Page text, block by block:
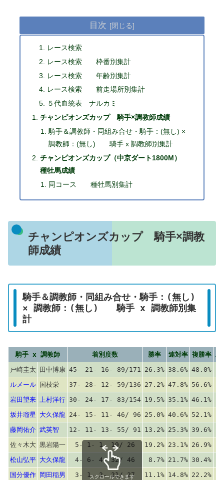
目次
レース検索
レース検索 枠番別集計
レース検索 年齢別集計
レース検索 前走場所別集計
５代血統表 ナルカミ
チャンピオンズカップ 騎手×調教師成績
騎手＆調教師・同組み合せ・騎手：(無し) ×
調教師：(無し) 騎手 x 調教師別集計
チャンピオンズカップ（中京ダート1800M）
種牡馬成績
同コース 種牡馬別集計
チャンピオンズカップ 騎手×調教
師成績
騎手＆調教師・同組み合せ・騎手：(無し)
× 調教師：(無し) 騎手 x 調教師別集
計
騎手 x 調教師 着別度数 勝率 連対率 複勝率 単
戸崎圭太
田中博康 45- 21- 16- 89/171 26.3% 38.6% 48.0%
ルメール 国枝栄 37- 28- 12- 59/136 27.2% 47.8% 56.6%
岩田望来 上村洋行 30- 24- 17- 83/154 19.5% 35.1% 46.1%
坂井瑠星 大久保龍 24- 15- 11- 46/ 96 25.0% 40.6% 52.1%
藤岡佑介 武英智 12- 11- 13- 55/ 91 13.2% 25.3% 39.6%
佐々木大 黒岩陽一 5- 1- 1- 19/ 26 19.2% 23.1% 26.9%
松山弘平 大久保龍 4- 6- 4- 32/ 46 8.7% 21.7% 30.4%
国分優作 岡田稲男 3- 1- 2- 21/ 27 11.1% 14.8% 22.2%
スクロールできます